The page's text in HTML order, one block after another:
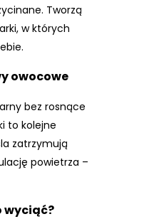
Tworzą
w których
owocowe
bez rosnące
to kolejne
zatrzymują
powietrza –
wyciąć?